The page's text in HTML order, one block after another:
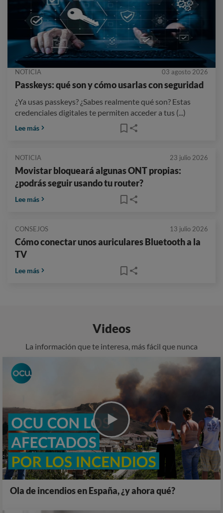
NOTICIA 03 agosto 2026
Passkeys: qué son y cómo usarlas con seguridad
¿Ya usas passkeys? ¿Sabes realmente qué son? Estas
credenciales digitales te permiten acceder a tus (...)
Lee más
NOTICIA 23 julio 2026
Movistar bloqueará algunas ONT propias:
¿podrás seguir usando tu router?
Lee más
CONSEJOS 13 julio 2026
Cómo conectar unos auriculares Bluetooth a la
TV
Lee más
Videos
La información que te interesa, más fácil que nunca
Ola de incendios en España, ¿y ahora qué?